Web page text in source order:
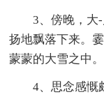
3、傍晚，大
扬地飘落下来。
蒙蒙的大雪之中。
4、思念感慨